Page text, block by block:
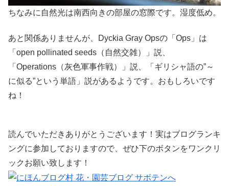
ちなみに自然光は南西向きの部屋の窓際です。湿度低め。
あと関係ありませんが、Dyckia Gray Opsの「Ops」は
「open pollinated seeds（自然交雑）」説、
「Operations（灰色軍事作戦）」説、「ギリシャ語の”～
に似る”という単語」説があるようです。おもしろいです
ね！
読んでいただきありがとうございます！実はブログランキ
ングに参加しておりますので、ぜひ下のボタンをワンクリ
ックお願い致します！